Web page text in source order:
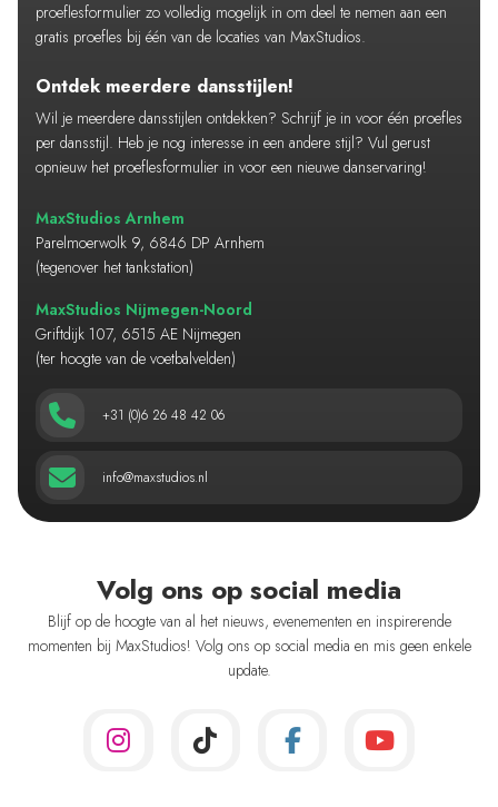
proeflesformulier zo volledig mogelijk in om deel te nemen aan een
gratis proefles bij één van de locaties van MaxStudios.
Ontdek meerdere dansstijlen!
Wil je meerdere dansstijlen ontdekken? Schrijf je in voor één proefles
per dansstijl. Heb je nog interesse in een andere stijl? Vul gerust
opnieuw het proeflesformulier in voor een nieuwe danservaring!
MaxStudios Arnhem
Parelmoerwolk 9, 6846 DP Arnhem
(tegenover het tankstation)
MaxStudios Nijmegen-Noord
Griftdijk 107, 6515 AE Nijmegen
(ter hoogte van de voetbalvelden)
+31 (0)6 26 48 42 06
info@maxstudios.nl
Volg ons op social media
Blijf op de hoogte van al het nieuws, evenementen en inspirerende
momenten bij MaxStudios! Volg ons op social media en mis geen enkele
update.